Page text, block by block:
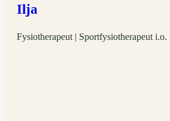
Ilja
Fysiotherapeut | Sportfysiotherapeut i.o.